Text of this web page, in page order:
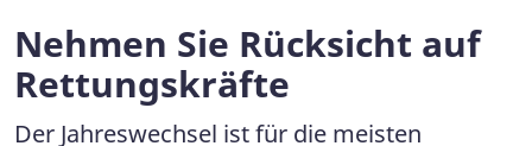
Nehmen Sie Rücksicht auf
Rettungskräfte
Der Jahreswechsel ist für die meisten